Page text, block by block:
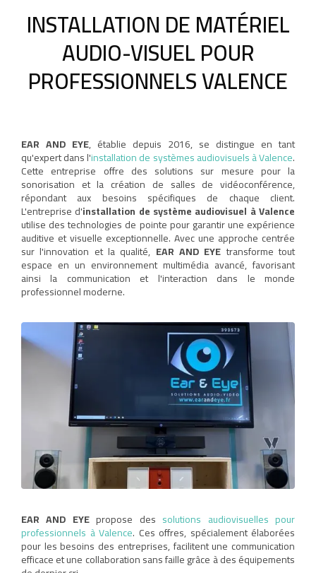
INSTALLATION DE MATÉRIEL
AUDIO-VISUEL POUR
PROFESSIONNELS VALENCE
EAR AND EYE, établie depuis 2016, se distingue en tant
qu'expert dans l'installation de systèmes audiovisuels à Valence.
Cette entreprise offre des solutions sur mesure pour la
sonorisation et la création de salles de vidéoconférence,
répondant aux besoins spécifiques de chaque client.
L'entreprise d'installation de système audiovisuel à Valence
utilise des technologies de pointe pour garantir une expérience
auditive et visuelle exceptionnelle. Avec une approche centrée
sur l'innovation et la qualité, EAR AND EYEtransforme tout
espace en un environnement multimédia avancé, favorisant
ainsi la communication et l'interaction dans le monde
professionnel moderne.
EAR AND EYEpropose des solutions audiovisuelles pour
professionnels à Valence. Ces offres, spécialement élaborées
pour les besoins des entreprises, facilitent une communication
efficace et une collaboration sans faille grâce à des équipements